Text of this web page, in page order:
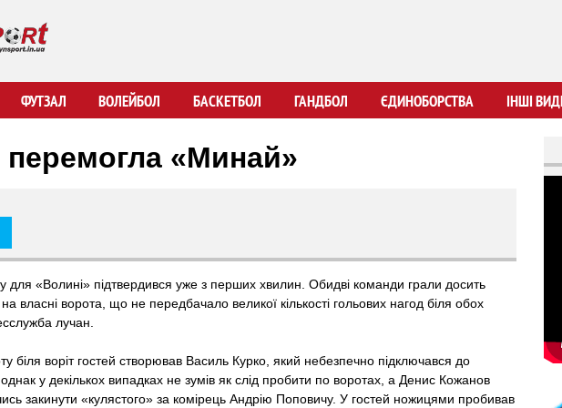
вмісту
ФУТЗАЛ ВОЛЕЙБОЛ БАСКЕТБОЛ ГАНДБОЛ ЄДИНОБОРСТВА ІНШІ
«Минай»
для «Волині» підтвердився уже з перших хвилин. Обидві команди грали досить
власні ворота, що не передбачало великої кількості гольових нагод біля обох
лучан.
біля воріт гостей створював Василь Курко, який небезпечно підключався до
у декількох випадках не зумів як слід пробити по воротах, а Денис Кожанов
закинути «кулястого» за комірець Андрію Поповичу. У гостей ножицями пробивав